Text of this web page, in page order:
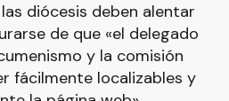
diócesis deben alentar
de que «el delegado
y la comisión
fácilmente localizables y